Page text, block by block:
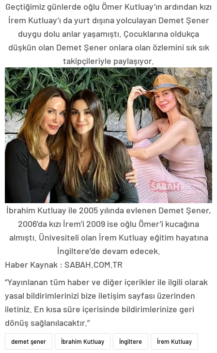
Geçtiğimiz günlerde oğlu Ömer Kutluay’ın ardından kızı
İrem Kutluay’ı da yurt dışına yolculayan Demet Şener
duygu dolu anlar yaşamıştı. Çocuklarına oldukça
düşkün olan Demet Şener onlara olan özlemini sık sık
takipçileriyle paylaşıyor.
İbrahim Kutluay ile 2005 yılında evlenen Demet Şener,
2006’da kızı İrem’i 2009 ise oğlu Ömer’i kucağına
almıştı. Ünivesiteli olan İrem Kutluay eğitim hayatına
İngiltere’de devam edecek.
Haber Kaynak : SABAH.COM.TR
“Yayınlanan tüm haber ve diğer içerikler ile ilgili olarak
yasal bildirimlerinizi bize iletişim sayfası üzerinden
iletiniz. En kısa süre içerisinde bildirimlerinize geri
dönüş sağlanılacaktır.”
demet şener İbrahim Kutluay İngiltere İrem Kutluay